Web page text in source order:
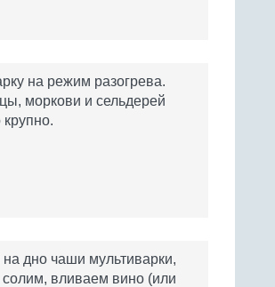
на режим разогрева.
моркови и сельдерей
дно чаши мультиварки,
вливаем вино (или